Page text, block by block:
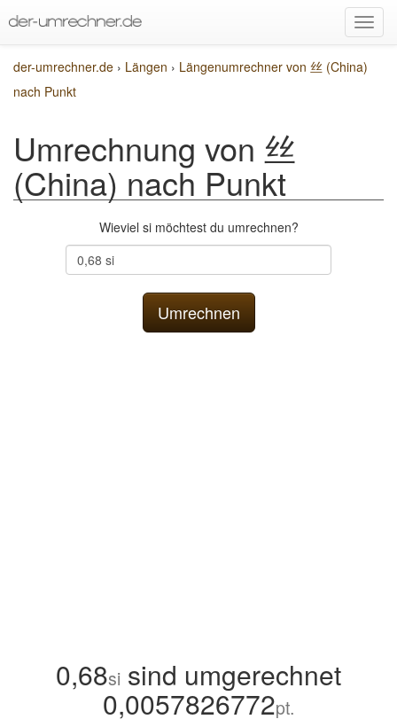
der-umrechner.de › Längen › Längenumrechner von 丝 (China)
nach Punkt
Umrechnung von 丝
(China) nach Punkt
Wieviel si möchtest du umrechnen?
0,68si sind umgerechnet
0,0057826772pt.